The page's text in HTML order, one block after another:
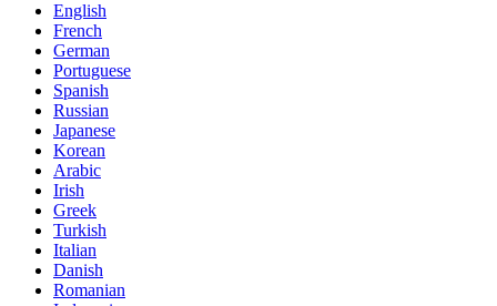
English
French
German
Portuguese
Spanish
Russian
Japanese
Korean
Arabic
Irish
Greek
Turkish
Italian
Danish
Romanian